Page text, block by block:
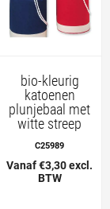
bio-kleurig
katoenen
plunjebaal met
witte streep
C25989
Vanaf €3,30 excl.
BTW